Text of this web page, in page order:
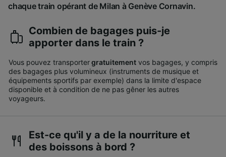
chaque train opérant de Milan à Genève Cornavin.
Combien de bagages puis-je
apporter dans le train ?
Vous pouvez transportergratuitement vos bagages, y compris
des bagages plus volumineux (instruments de musique et
équipements sportifs par exemple) dans la limite d'espace
disponible et à condition de ne pas gêner les autres
voyageurs.
Est-ce qu'il y a de la nourriture et
des boissons à bord ?